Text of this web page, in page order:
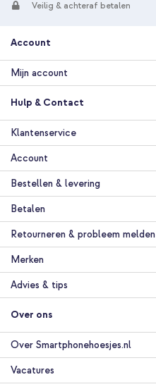
Veilig & achteraf betalen
Account
Mijn account
Hulp & Contact
Klantenservice
Account
Bestellen & levering
Betalen
Retourneren & probleem melden
Merken
Advies & tips
Over ons
Over Smartphonehoesjes.nl
Vacatures